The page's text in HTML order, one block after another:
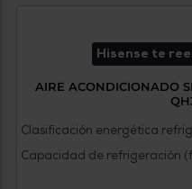
Hisense te
AIRE ACONDICIONADO
Clasificación energética
Capacidad de refrigeración